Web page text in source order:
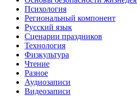
Психология
Региональный компонент
Русский язык
Сценарии праздников
Технология
Физкультура
Чтение
Разное
Аудиозаписи
Видеозаписи